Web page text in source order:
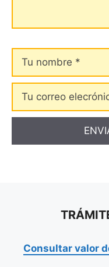
nombre
Tu
correo
elecrónico
Consultar valor